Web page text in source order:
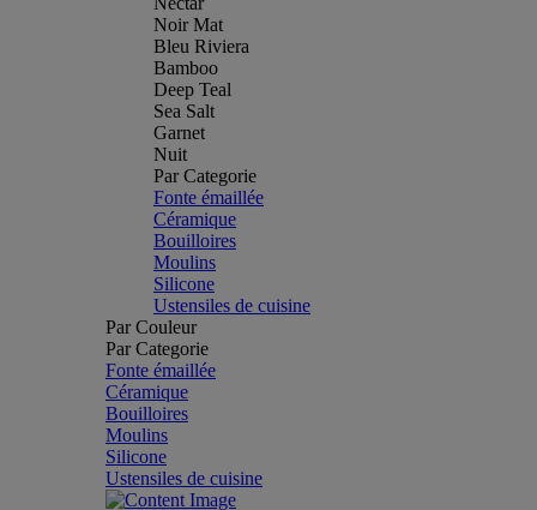
Noir Mat
Bleu Riviera
Bamboo
Deep Teal
Sea Salt
Garnet
Nuit
Par Categorie
Fonte émaillée
Céramique
Bouilloires
Moulins
Silicone
Ustensiles de cuisine
Par Couleur
Par Categorie
Fonte émaillée
Céramique
Bouilloires
Moulins
Silicone
Ustensiles de cuisine